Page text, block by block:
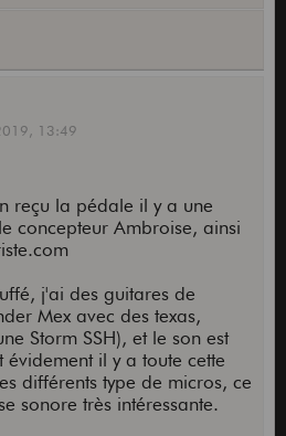
13:49
reçu la pédale il y a une
concepteur Ambroise, ainsi
j'ai des guitares de
Mex avec des texas,
Storm SSH), et le son est
évidement il y a toute cette
différents type de micros, ce
sonore très intéressante.